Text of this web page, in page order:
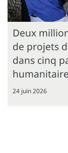
Deux
de projets
dans cinq
24 juin 2026